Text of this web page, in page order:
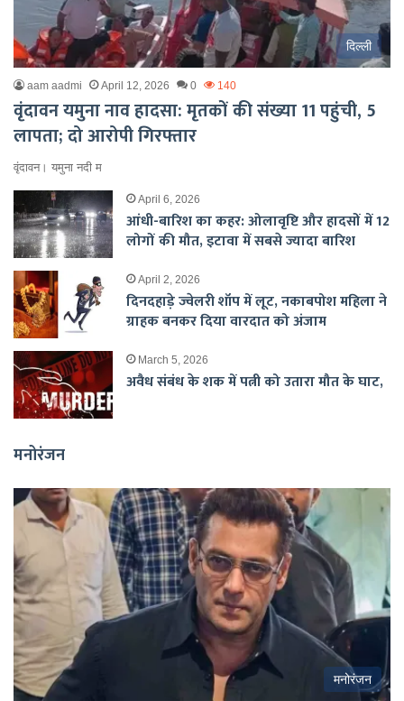
दिल्ली
aam aadmi April 12, 2026 0 140
वृंदावन यमुना नाव हादसा: मृतकों की संख्या 11 पहुंची, 5
लापता; दो आरोपी गिरफ्तार
वृंदावन। यमुना नदी म
April 6, 2026
आंधी-बारिश का कहर: ओलावृष्टि और हादसों में 12
लोगों की मौत, इटावा में सबसे ज्यादा बारिश
April 2, 2026
दिनदहाड़े ज्वेलरी शॉप में लूट, नकाबपोश महिला ने
ग्राहक बनकर दिया वारदात को अंजाम
March 5, 2026
अवैध संबंध के शक में पत्नी को उतारा मौत के घाट,
मनोरंजन
मनोरंजन